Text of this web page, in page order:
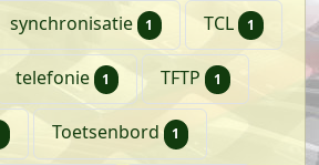
synchronisatie 1 artikelTCL 1 artikel
telefonie 1 artikelTFTP 1 artikel
artikelToetsenbord 1 artikel